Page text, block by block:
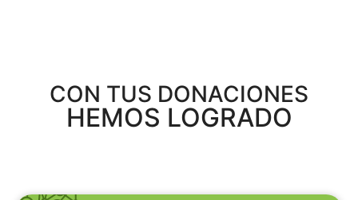
CON TUS DONACIONES
HEMOS LOGRADO